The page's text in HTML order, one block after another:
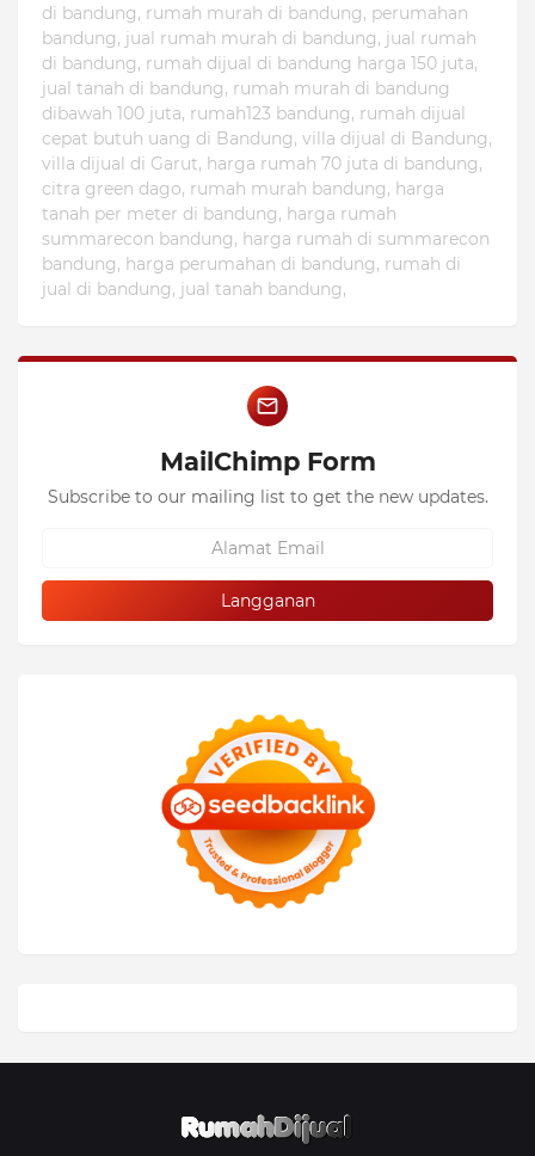
di bandung, rumah murah di bandung, perumahan
bandung, jual rumah murah di bandung, jual rumah
di bandung, rumah dijual di bandung harga 150 juta,
jual tanah di bandung, rumah murah di bandung
dibawah 100 juta, rumah123 bandung, rumah dijual
cepat butuh uang di Bandung, villa dijual di Bandung,
villa dijual di Garut, harga rumah 70 juta di bandung,
citra green dago, rumah murah bandung, harga
tanah per meter di bandung, harga rumah
summarecon bandung, harga rumah di summarecon
bandung, harga perumahan di bandung, rumah di
jual di bandung, jual tanah bandung,
MailChimp Form
Subscribe to our mailing list to get the new updates.